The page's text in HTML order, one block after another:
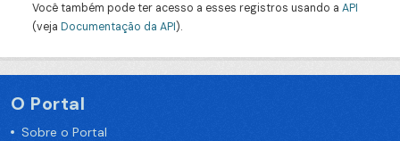
Você também pode ter acesso a esses registros usando a API
(veja Documentação da API).
O Portal
Sobre o Portal